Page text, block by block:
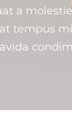
a
tempus